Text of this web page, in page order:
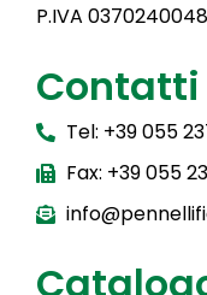
P.IVA
Contatti
Tel: +39 055
Fax: +39 055